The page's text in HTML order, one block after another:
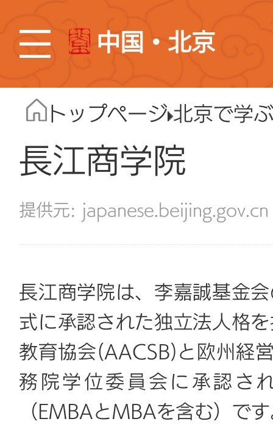
中国・北京
トップページ 北京で学
長江商学院
japanese.beijing.gov.cn
長江商学院は、李嘉誠基金
式に承認された独立法人格
教育協会(AACSB)と欧州経
務院学位委員会に承認さ
（EMBAとMBAを含む）で